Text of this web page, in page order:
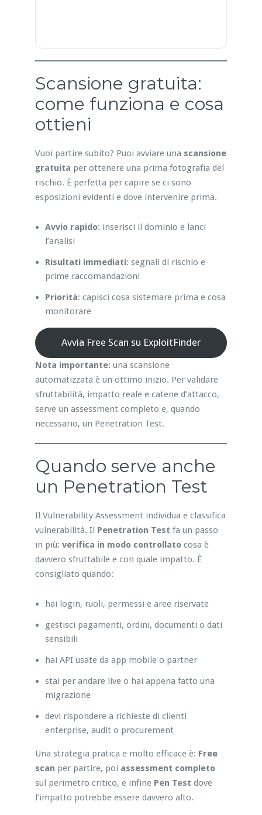
Scansione gratuita:
come funziona e cosa
ottieni
Vuoi partire subito? Puoi avviare una scansione
gratuita per ottenere una prima fotografia del
rischio. È perfetta per capire se ci sono
esposizioni evidenti e dove intervenire prima.
Avvio rapido: inserisci il dominio e lanci
l’analisi
Risultati immediati: segnali di rischio e
prime raccomandazioni
Priorità: capisci cosa sistemare prima e cosa
monitorare
Avvia Free Scan su ExploitFinder
Nota importante: una scansione
automatizzata è un ottimo inizio. Per validare
sfruttabilità, impatto reale e catene d’attacco,
serve un assessment completo e, quando
necessario, un Penetration Test.
Quando serve anche
un Penetration Test
Il Vulnerability Assessment individua e classifica
vulnerabilità. Il Penetration Test fa un passo
in più: verifica in modo controllatocosa è
davvero sfruttabile e con quale impatto. È
consigliato quando:
hai login, ruoli, permessi e aree riservate
gestisci pagamenti, ordini, documenti o dati
sensibili
hai API usate da app mobile o partner
stai per andare live o hai appena fatto una
migrazione
devi rispondere a richieste di clienti
enterprise, audit o procurement
Una strategia pratica e molto efficace è: Free
scan per partire, poi assessment completo
sul perimetro critico, e infine Pen Test dove
l’impatto potrebbe essere davvero alto.